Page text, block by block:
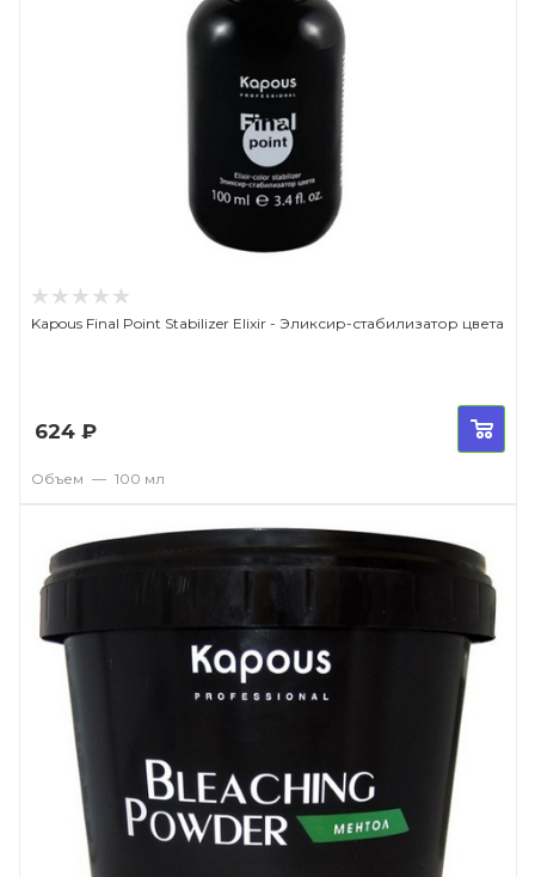
Kapous Final Point Stabilizer Elixir - Эликсир-стабилизатор цвета
624 ₽
Объем — 100 мл